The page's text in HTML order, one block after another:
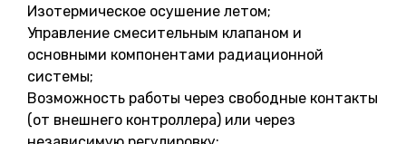
Изотермическое осушение летом;
Управление смесительным клапаном и
основными компонентами радиационной
системы;
Возможность работы через свободные контакты
(от внешнего контроллера) или через